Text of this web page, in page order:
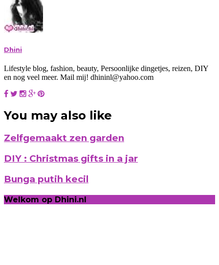
Dhini
Lifestyle blog, fashion, beauty, Persoonlijke dingetjes, reizen, DIY
en nog veel meer. Mail mij! dhininl@yahoo.com
You may also like
Zelfgemaakt zen garden
DIY : Christmas gifts in a jar
Bunga putih kecil
Welkom op Dhini.nl